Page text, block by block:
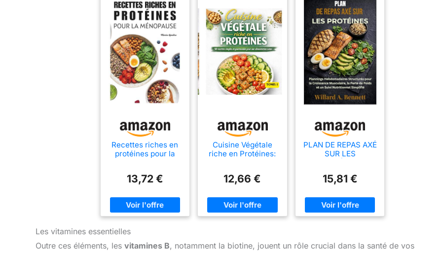
Recettes riches en
protéines pour la
faciles à faire
femmes.
13,72 €
Cuisine Végétale
riche en Protéines:
une alimentation
12,66 €
PLAN DE REPAS AXÉ
SUR LES
Hebdomadaires
Croissance
Musculaire, la Perte
de Poids et un Suivi
15,81 €
Les vitamines essentielles
Outre ces éléments, les vitamines B, notamment la biotine, jouent un rôle crucial dans la santé de vos